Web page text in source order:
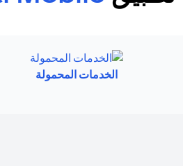
الخدمات المحمولة